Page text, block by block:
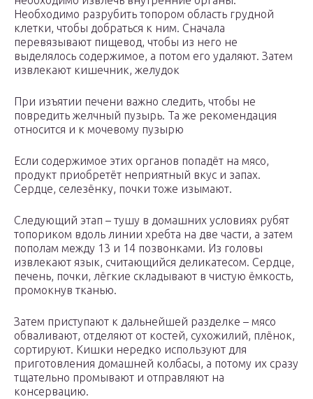
Необходимо разрубить топором область грудной
клетки, чтобы добраться к ним. Сначала
перевязывают пищевод, чтобы из него не
выделялось содержимое, а потом его удаляют. Затем
извлекают кишечник, желудок
При изъятии печени важно следить, чтобы не
повредить желчный пузырь. Та же рекомендация
относится и к мочевому пузырю
Если содержимое этих органов попадёт на мясо,
продукт приобретёт неприятный вкус и запах.
Сердце, селезёнку, почки тоже изымают.
Следующий этап – тушу в домашних условиях рубят
топориком вдоль линии хребта на две части, а затем
пополам между 13 и 14 позвонками. Из головы
извлекают язык, считающийся деликатесом. Сердце,
печень, почки, лёгкие складывают в чистую ёмкость,
промокнув тканью.
Затем приступают к дальнейшей разделке – мясо
обваливают, отделяют от костей, сухожилий, плёнок,
сортируют. Кишки нередко используют для
приготовления домашней колбасы, а потому их сразу
тщательно промывают и отправляют на
консервацию.